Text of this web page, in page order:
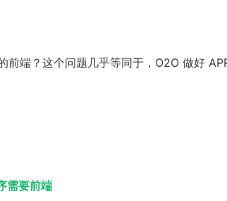
端？这个问题几乎等同于，O2O 做好
需要前端